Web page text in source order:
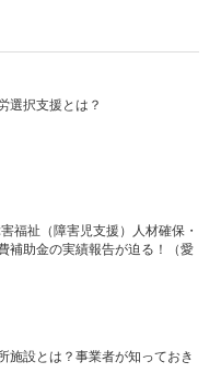
選択支援とは？
福祉（障害児支援）人材確保・
補助金の実績報告が迫る！（愛
施設とは？事業者が知っておき